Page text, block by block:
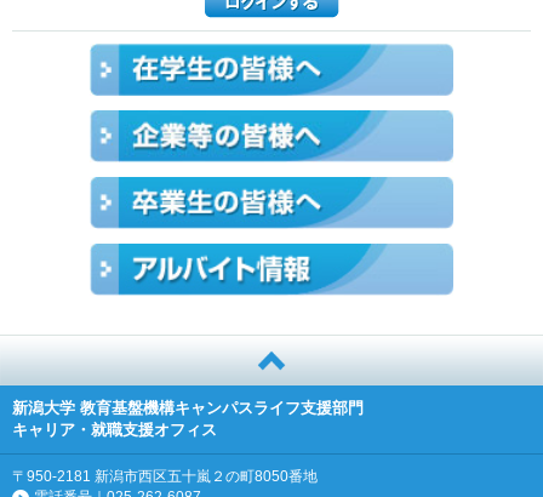
新潟大学 教育基盤機構キャンパスライフ支援部門
キャリア・就職支援オフィス
〒950-2181 新潟市西区五十嵐２の町8050番地